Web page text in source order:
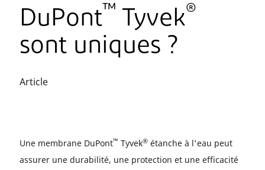
DuPont™ Tyvek®
sont uniques ?
Article
Une membrane DuPont™ Tyvek® étanche à l'eau peut
assurer une durabilité, une protection et une efficacité